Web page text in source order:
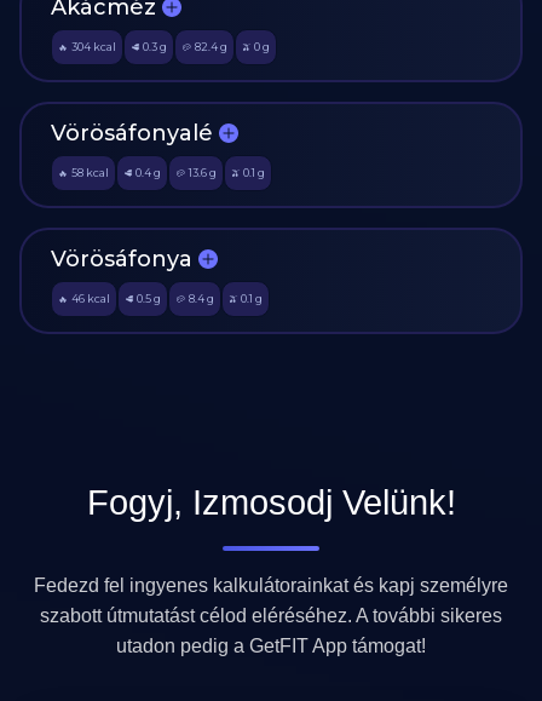
Akácméz
🔥 304 kcal 🥩 0.3g 🥔 82.4 g 🫒 0g
Vörösáfonyalé
🔥 58 kcal 🥩 0.4g 🥔 13.6 g 🫒 0.1 g
Vörösáfonya
🔥 46 kcal 🥩 0.5g 🥔 8.4 g 🫒 0.1 g
Fogyj, Izmosodj Velünk!
Fedezd fel ingyenes kalkulátorainkat és kapj személyre
szabott útmutatást célod eléréséhez. A további sikeres
utadon pedig a GetFIT App támogat!